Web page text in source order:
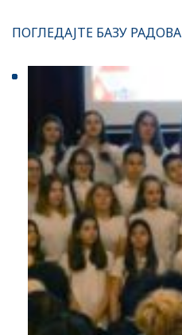
ПОГЛЕДАЈТЕ БАЗУ РАДОВА